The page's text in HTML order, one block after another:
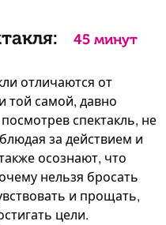
45 минут
отличаются от
той самой, давно
спектакль, не
за действием и
осознают, что
нельзя бросать
и прощать,
цели.